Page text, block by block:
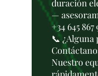
duración
—
+34 645
📞 ¿Alguna
Nuestro